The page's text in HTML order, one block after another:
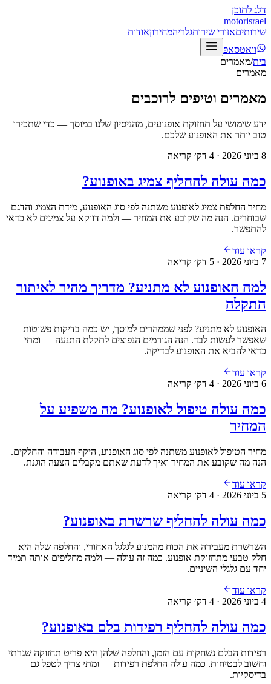
דלג לתוכן
motorisrael
שירותיםאזורי שירותגלריהמחירוןאודות
וואטסאפ
בית/מאמרים
מאמרים
מאמרים וטיפים לרוכבים
ידע שימושי על תחזוקת אופנועים, מהניסיון שלנו במוסך — כדי שתכירו
טוב יותר את האופנוע שלכם.
8 ביוני 2026
·
4 דק׳ קריאה
כמה עולה להחליף צמיג באופנוע?
מחיר החלפת צמיג לאופנוע משתנה לפי סוג האופנוע, מידת הצמיג והדגם
שבוחרים. הנה מה שקובע את המחיר — ולמה דווקא על צמיגים לא כדאי
להתפשר.
קראו עוד
7 ביוני 2026
·
5 דק׳ קריאה
למה האופנוע לא מתניע? מדריך מהיר לאיתור
התקלה
האופנוע לא מתניע? לפני שממהרים למוסך, יש כמה בדיקות פשוטות
שאפשר לעשות לבד. הנה הגורמים הנפוצים לתקלת התנעה — ומתי
כדאי להביא את האופנוע לבדיקה.
קראו עוד
6 ביוני 2026
·
4 דק׳ קריאה
כמה עולה טיפול לאופנוע? מה משפיע על
המחיר
מחיר הטיפול לאופנוע משתנה לפי סוג האופנוע, היקף העבודה והחלקים.
הנה מה שקובע את המחיר ואיך לדעת שאתם מקבלים הצעה הוגנת.
קראו עוד
5 ביוני 2026
·
4 דק׳ קריאה
כמה עולה להחליף שרשרת באופנוע?
השרשרת מעבירה את הכוח מהמנוע לגלגל האחורי, והחלפה שלה היא
חלק טבעי מתחזוקת אופנוע. כמה זה עולה — ולמה מחליפים אותה תמיד
יחד עם גלגלי השיניים.
קראו עוד
4 ביוני 2026
·
4 דק׳ קריאה
כמה עולה להחליף רפידות בלם באופנוע?
רפידות הבלם נשחקות עם הזמן, והחלפה שלהן היא פריט תחזוקה שגרתי
וחשוב לבטיחות. כמה עולה החלפת רפידות — ומתי צריך לטפל גם
בדיסקיות.